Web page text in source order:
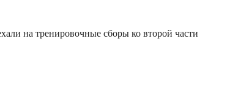
на тренировочные сборы ко второй части